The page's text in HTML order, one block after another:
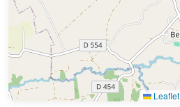
Leaflet